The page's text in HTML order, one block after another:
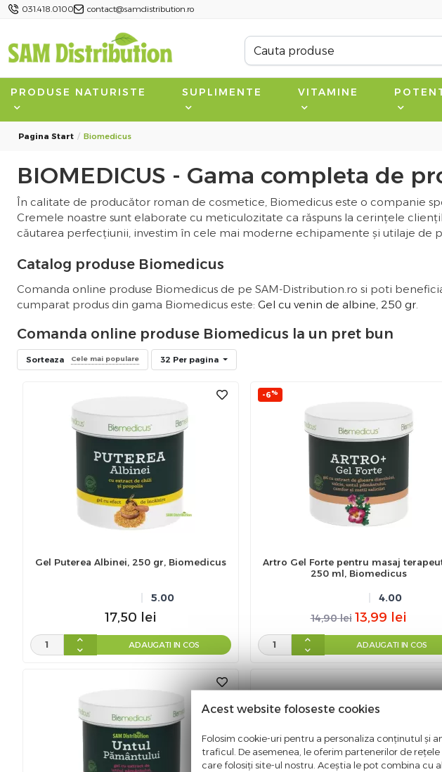
031.418.0100 contact@samdistribution.ro
PRODUSE NATURISTE SUPLIMENTE VITAMINE
Pagina Start Biomedicus
BIOMEDICUS - Gama completa de
În calitate de producător roman de cosmetice, Biomedicus este o companie
Cremele noastre sunt elaborate cu meticulozitate ca răspuns la cerințele
căutarea perfecțiunii, investim în cele mai moderne echipamente și utilaje
Catalog produse Biomedicus
Comanda online produse Biomedicus de pe SAM-Distribution.ro si poti
cumparat produs din gama Biomedicus este: Gel cu venin de albine, 250 gr.
Comanda online produse Biomedicus la un pret bun
Sorteaza Cele mai populare 32 Per pagina
Gel Puterea Albinei, 250 gr, Biomedicus
5.00
17,50 lei
ADAUGATI IN COS
-6%
Artro Gel Forte pentru masaj
250 ml, Biomedicus
4.00
14,90 lei 13,99 lei
ADAUGATI IN COS
Acest website foloseste cookies
Folosim cookie-uri pentru a personaliza conținutul și
traficul. De asemenea, le oferim partenerilor de
care folosiți site-ul nostru. Aceștia le pot combina cu